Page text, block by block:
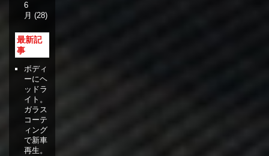
6
月 (28)
最新記
事
ボディ
ーにヘ
ッドラ
イト。
ガラス
コーテ
ィング
で新車
再生。